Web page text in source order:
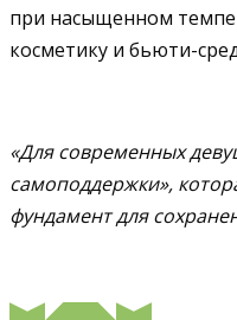
при насыщенном темпе
косметику и бьюти-
«Для современных
самоподдержки»,
фундамент для